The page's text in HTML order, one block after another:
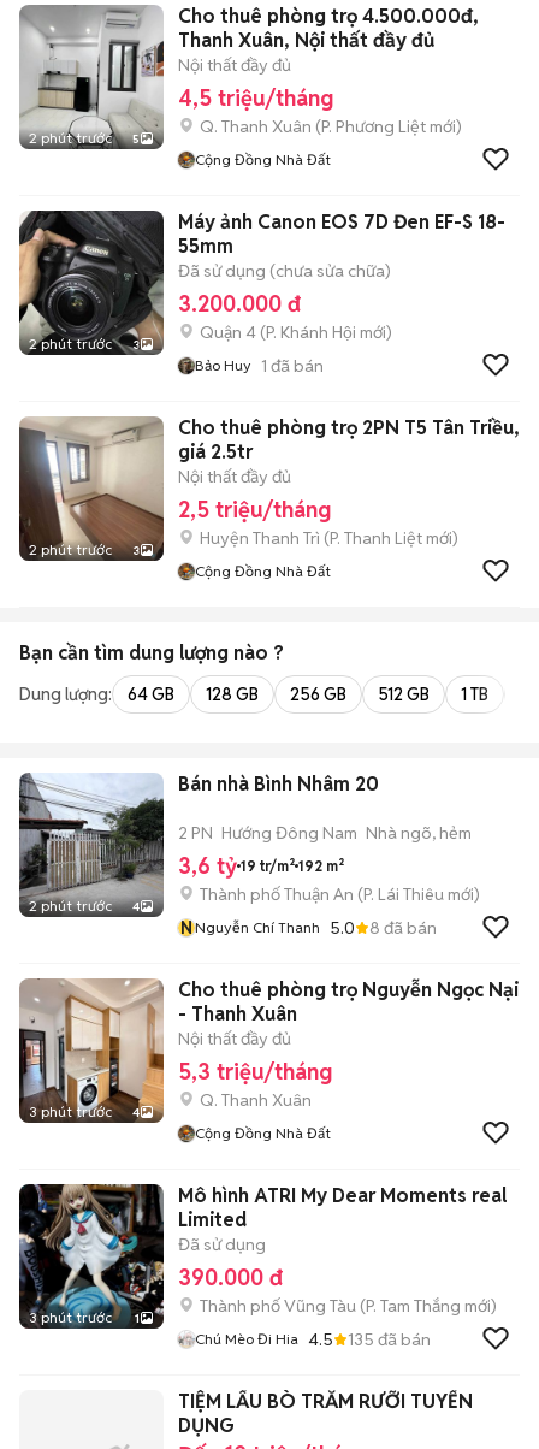
2 phút trước 5
Cho thuê phòng trọ 4.500.000đ,
Thanh Xuân, Nội thất đầy đủ
Nội thất đầy đủ
4,5 triệu/tháng
Q. Thanh Xuân (P. Phương Liệt mới)
Cộng Đồng Nhà Đất
2 phút trước 3
Máy ảnh Canon EOS 7D Đen EF-S 18-
55mm
Đã sử dụng (chưa sửa chữa)
3.200.000 đ
Quận 4 (P. Khánh Hội mới)
Bảo Huy 1 đã bán
2 phút trước 3
Cho thuê phòng trọ 2PN T5 Tân Triều,
giá 2.5tr
Nội thất đầy đủ
2,5 triệu/tháng
Huyện Thanh Trì (P. Thanh Liệt mới)
Cộng Đồng Nhà Đất
Bạn cần tìm dung lượng nào ?
Dung lượng: 64 GB 128 GB 256 GB 512 GB 1 TB
2 phút trước 4
Bán nhà Bình Nhâm 20
2 PN Hướng Đông Nam Nhà ngõ, hẻm
3,6 tỷ 19 tr/m² 192 m²
Thành phố Thuận An (P. Lái Thiêu mới)
NNguyễn Chí Thanh 5.0 8 đã bán
3 phút trước 4
Cho thuê phòng trọ Nguyễn Ngọc Nại
- Thanh Xuân
Nội thất đầy đủ
5,3 triệu/tháng
Q. Thanh Xuân
Cộng Đồng Nhà Đất
3 phút trước 1
Mô hình ATRI My Dear Moments real
Limited
Đã sử dụng
390.000 đ
Thành phố Vũng Tàu (P. Tam Thắng mới)
Chú Mèo Đi Hia 4.5 135 đã bán
TIỆM LẨU BÒ TRĂM RƯỠI TUYỂN
DỤNG